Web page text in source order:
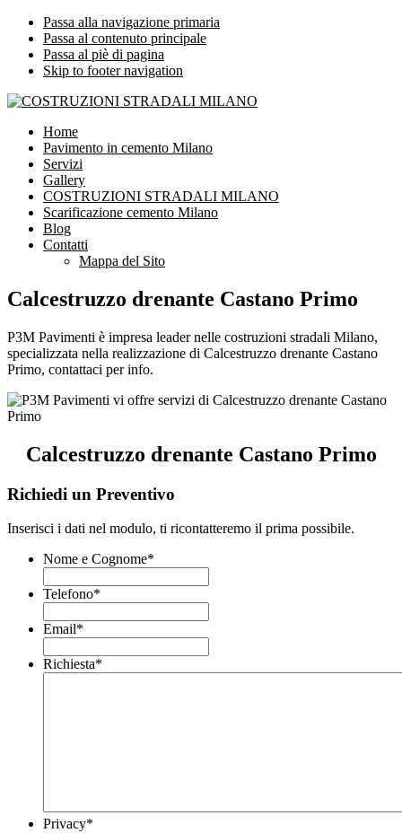
Passa alla navigazione primaria
Passa al contenuto principale
Passa al piè di pagina
Skip to footer navigation
COSTRUZIONI STRADALI MILANO
Impresa leader nelle costruzioni stradali Milano
Home
Pavimento in cemento Milano
Servizi
Gallery
COSTRUZIONI STRADALI MILANO
Scarificazione cemento Milano
Blog
Contatti
Mappa del Sito
Calcestruzzo drenante Castano Primo
P3M Pavimenti è impresa leader nelle costruzioni stradali Milano,
specializzata nella realizzazione di Calcestruzzo drenante Castano
Primo, contattaci per info.
Calcestruzzo drenante Castano Primo
Richiedi un Preventivo
Inserisci i dati nel modulo, ti ricontatteremo il prima possibile.
Nome e Cognome*
Telefono*
Email*
Richiesta*
Privacy*